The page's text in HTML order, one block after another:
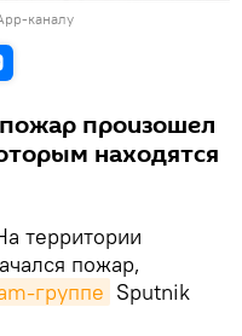
каналу
произошел
находятся
территории
пожар,
группе Sputnik